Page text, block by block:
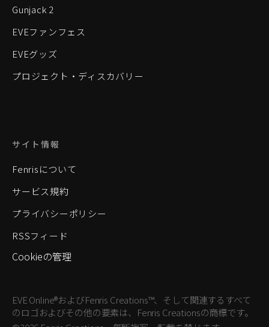
Gunjack 2
EVEファンフェス
EVEグッズ
プロジェクト・ディスカバリー
サイト情報
Fenrisについて
サービス規約
プライバシーポリシー
RSSフィード
Cookieの管理
EVE Online®およびFenris Creations™、そして関連するすべて
のロゴおよびその他の要素は、Fenris Creationsの商標です。